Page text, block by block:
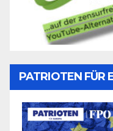
PATRIOTEN FÜR